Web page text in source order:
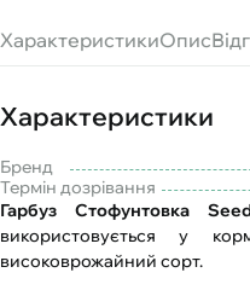
ХарактеристикиОпис
Характеристики
Бренд
Термін дозрівання
Гарбуз Стофунтовка
використовується у
високоврожайний сорт.